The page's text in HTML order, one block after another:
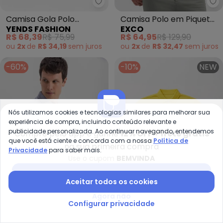
Yends Fashion - Camisa Gola
Camisa Gola Polo
Masculina Piquet
Premium (Azul C)
YENDS FASHION
R$ 68,39R$ 75,99
ou 2x de R$ 34,19 sem juros
Camisa Polo em Piquet
(Branco)
EXCO
R$ 64,95R$ 129,90
ou 2x de R$ 32,47 sem juros
-60%
Essendi - Camisa Polo
-10% NEW
Compre pelo app e ganhe12% OFF + frete grátis
na sua primeira compra
Nós utilizamos cookies e tecnologias similares para melhorar sua
experiência de compra, incluindo conteúdo relevante e
publicidade personalizada. Ao continuar navegando, entendemos
que você está ciente e concorda com a nossa Política de
Privacidadepara saber mais.
Aceitar todos os cookies
Configurar privacidade